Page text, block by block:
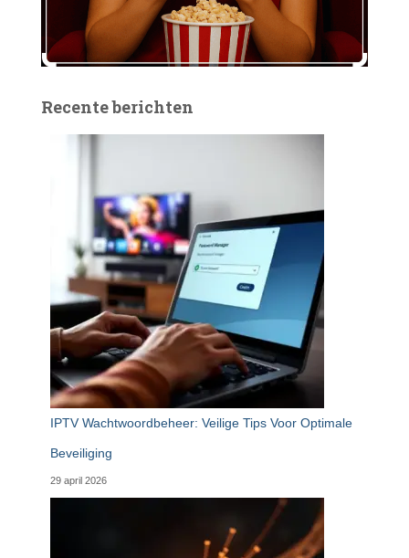
Recente berichten
IPTV Wachtwoordbeheer: Veilige Tips Voor Optimale
Beveiliging
29 april 2026